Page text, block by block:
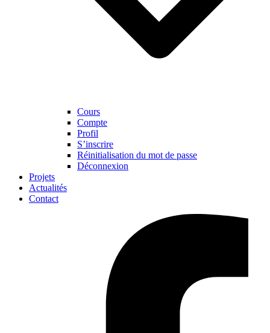
Cours
Compte
Profil
S’inscrire
Réinitialisation du mot de passe
Déconnexion
Projets
Actualités
Contact